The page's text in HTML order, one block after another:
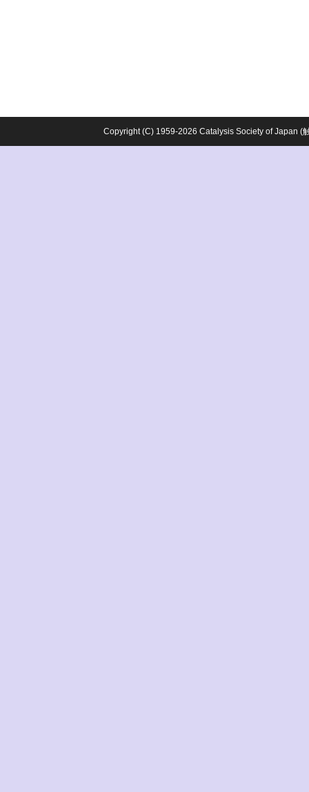
Copyright (C) 1959-2026 Catalysis Society of Japan (